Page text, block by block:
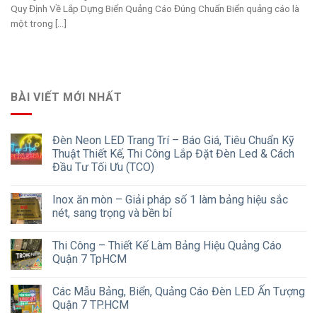
Quy Định Về Lắp Dựng Biển Quảng Cáo Đúng Chuẩn Biển quảng cáo là
một trong [...]
BÀI VIẾT MỚI NHẤT
Đèn Neon LED Trang Trí – Báo Giá, Tiêu Chuẩn Kỹ
Thuật Thiết Kế, Thi Công Lắp Đặt Đèn Led & Cách
Đầu Tư Tối Ưu (TCO)
Inox ăn mòn – Giải pháp số 1 làm bảng hiệu sắc
nét, sang trọng và bền bỉ
Thi Công – Thiết Kế Làm Bảng Hiệu Quảng Cáo
Quận 7 TpHCM
Các Mẫu Bảng, Biển, Quảng Cáo Đèn LED Ấn Tượng
Quận 7 TP.HCM